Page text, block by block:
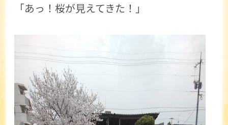
「あっ！桜が見えてきた！」